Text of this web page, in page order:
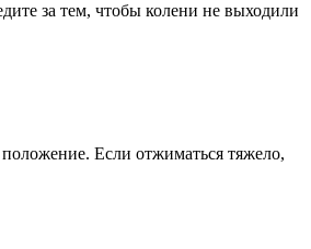
за тем, чтобы колени не выходили
Если отжиматься тяжело,